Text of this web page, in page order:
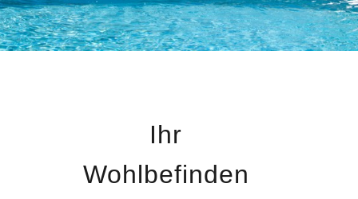
Ihr
Wohlbefinden